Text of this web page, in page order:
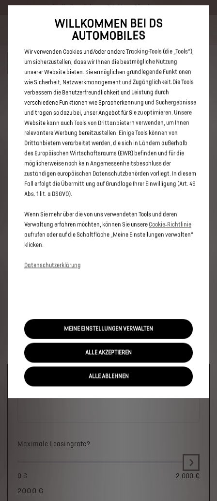
Händlerbereich von DS Store Oberhausen
Bis zu 6.000 € staatliche Förderprämie für E-Autos und Plug-In-
Hybride. Mehr erfahren >>
ENTDECKEN SIE ALLE DS 9 E-
TENSE NEUWAGEN MIT PLUG-IN-
HYBRID ANTRIEB VON DS STORE
OBERHAUSEN
Welches Fahrzeug?
Maximale Leasingrate?
0 € 2.000 €
2000 €
WILLKOMMEN BEI DS
AUTOMOBILES
Wir verwenden Cookies und/oder andere Tracking-Tools (die „Tools“),
um sicherzustellen, dass wir Ihnen die bestmögliche Nutzung
unserer Website bieten. Sie ermöglichen grundlegende Funktionen
wie Sicherheit, Netzwerkmanagement und Zugänglichkeit.Die Tools
verbessern die Benutzerfreundlichkeit und Leistung durch
verschiedene Funktionen wie Spracherkennung und Suchergebnisse
und tragen so dazu bei, unser Angebot für Sie zu optimieren. Unsere
Website kann auch Tools von Drittanbietern verwenden, um Ihnen
relevantere Werbung bereitzustellen. Einige Tools können von
Drittanbietern verarbeitet werden, die sich in Ländern außerhalb
des Europäischen Wirtschaftsraums (EWR) befinden und für die
möglicherweise noch kein Angemessenheitsbeschluss der
zuständigen europäischen Datenschutzbehörden vorliegt. In diesem
Fall erfolgt die Übermittlung auf Grundlage Ihrer Einwilligung (Art. 49
Abs. 1 lit. a DSGVO).
Wenn Sie mehr über die von uns verwendeten Tools und deren
Verwaltung erfahren möchten, können Sie unsere Cookie‑Richtlinie
aufrufen oder auf die Schaltfläche „Meine Einstellungen verwalten“
klicken.
Datenschutzerklärung
MEINE EINSTELLUNGEN VERWALTEN
ALLE AKZEPTIEREN
ALLE ABLEHNEN